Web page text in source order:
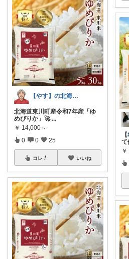
【やす】の北海道物産展
北海道東川町産令和7年産「ゆ
めぴりか」🚀...
￥ 14,000～
0 0 25
コレ いいね
【
て
￥